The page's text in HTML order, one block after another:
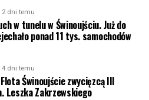
2 dni temu
w tunelu w Świnoujściu. Już do
ponad 11 tys. samochodów
4 dni temu
Świnoujście zwycięzcą III
Leszka Zakrzewskiego